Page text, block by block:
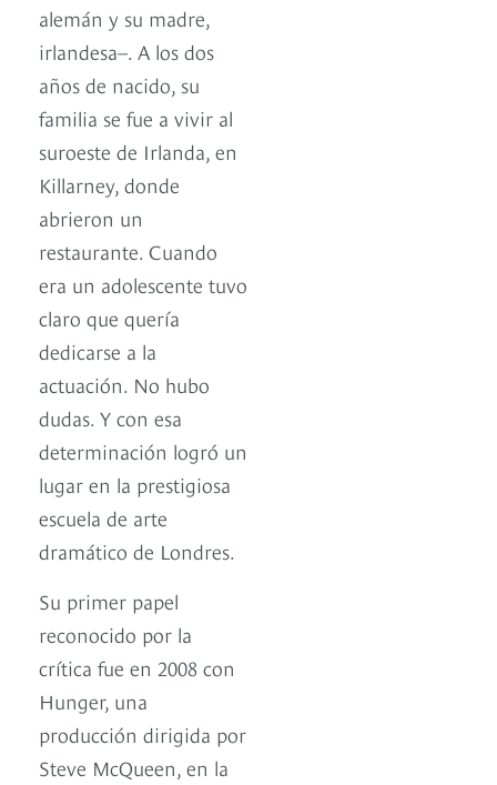
alemán y su madre,
irlandesa–. A los dos
años de nacido, su
familia se fue a vivir al
suroeste de Irlanda, en
Killarney, donde
abrieron un
restaurante. Cuando
era un adolescente tuvo
claro que quería
dedicarse a la
actuación. No hubo
dudas. Y con esa
determinación logró un
lugar en la prestigiosa
escuela de arte
dramático de Londres.
Su primer papel
reconocido por la
crítica fue en 2008 con
Hunger, una
producción dirigida por
Steve McQueen, en la